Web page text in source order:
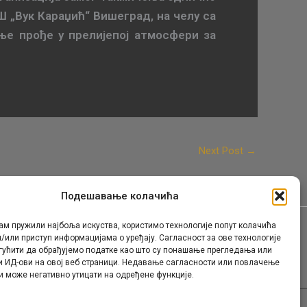
Подешавање колачића
пружили најбоља искуства, користимо технологије попут колачића
приступ информацијама о уређају. Сагласност за ове технологије
да обрађујемо податке као што су понашање прегледања или
ИД-ови на овој веб страници. Недавање сагласности или повлачење
може негативно утицати на одређене функције.
„Вук Караџић“ Вишеград, на челу са
прође у прелијепој атмосфери за
Next Post →